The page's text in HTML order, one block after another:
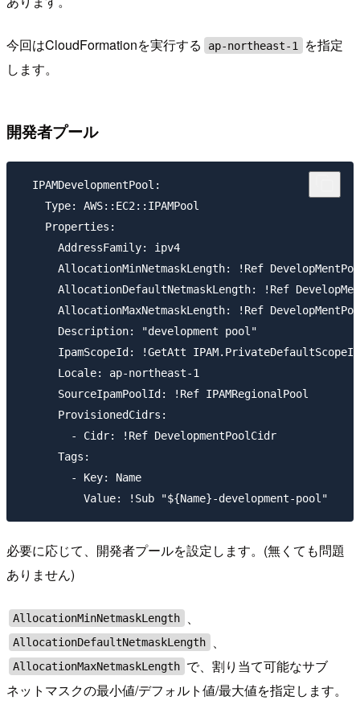
今回はCloudFormationを実行する ap-northeast-1
を指定
します。
開発者プール
  IPAMDevelopmentPool:
    Type: AWS::EC2::IPAMPool
    Properties:
      AddressFamily: ipv4
AllocationMinNetmaskLength: !Ref
AllocationDefaultNetmaskLength: !Ref
AllocationMaxNetmaskLength: !Ref
      Description: "development pool"
      IpamScopeId: !GetAtt IPAM.PrivateDefaultScopeId
      Locale: ap-northeast-1
      SourceIpamPoolId: !Ref IPAMRegionalPool
      ProvisionedCidrs:
        - Cidr: !Ref DevelopmentPoolCidr
      Tags:
        - Key: Name
必要に応じて、開発者プールを設定します。(無くても問題
ありません)
AllocationMinNetmaskLength 、
AllocationDefaultNetmaskLength 、
AllocationMaxNetmaskLength で、割り当て可能なサブ
ネットマスクの最小値/デフォルト値/最大値を指定します。